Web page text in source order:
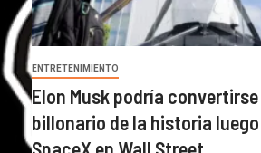
ENTRETENIMIENTO
Elon Musk podría
billonario de la historia
SpaceX en Wall Street